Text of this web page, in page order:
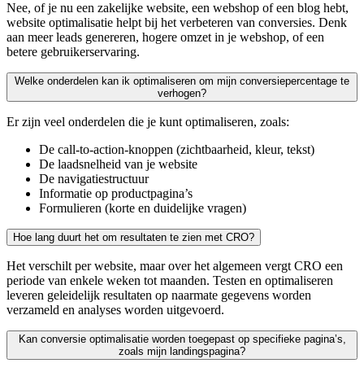
Nee, of je nu een zakelijke website, een webshop of een blog hebt,
website optimalisatie helpt bij het verbeteren van conversies. Denk
aan meer leads genereren, hogere omzet in je webshop, of een
betere gebruikerservaring.
Welke onderdelen kan ik optimaliseren om mijn conversiepercentage te
verhogen?
Er zijn veel onderdelen die je kunt optimaliseren, zoals:
De call-to-action-knoppen (zichtbaarheid, kleur, tekst)
De laadsnelheid van je website
De navigatiestructuur
Informatie op productpagina’s
Formulieren (korte en duidelijke vragen)
Hoe lang duurt het om resultaten te zien met CRO?
Het verschilt per website, maar over het algemeen vergt CRO een
periode van enkele weken tot maanden. Testen en optimaliseren
leveren geleidelijk resultaten op naarmate gegevens worden
verzameld en analyses worden uitgevoerd.
Kan conversie optimalisatie worden toegepast op specifieke pagina’s,
zoals mijn landingspagina?